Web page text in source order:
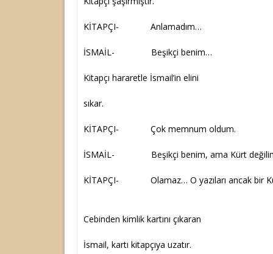
KİTAPÇI- Anlamadım…
İSMAİL- Beşikçi benim…
Kitapçı hararetle İsmail’in elini
sıkar.
KİTAPÇI- Çok memnum oldum.
İSMAİL- Beşikçi benim, ama Kürt değilim.
KİTAPÇI- Olamaz… O yazıları ancak bir
Cebinden kimlik kartını çıkaran
İsmail, kartı kitapçıya uzatır.